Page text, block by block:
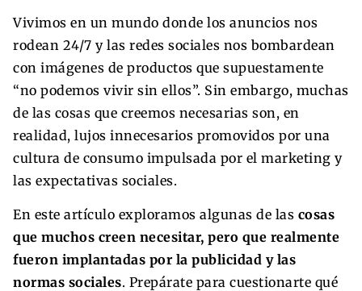
Vivimos en un mundo donde los anuncios nos
rodean 24/7 y las redes sociales nos bombardean
con imágenes de productos que supuestamente
“no podemos vivir sin ellos”. Sin embargo, muchas
de las cosas que creemos necesarias son, en
realidad, lujos innecesarios promovidos por una
cultura de consumo impulsada por el marketing y
las expectativas sociales.
En este artículo exploramos algunas de las cosas
que muchos creen necesitar, pero que realmente
fueron implantadas por la publicidad y las
normas sociales. Prepárate para cuestionarte qué